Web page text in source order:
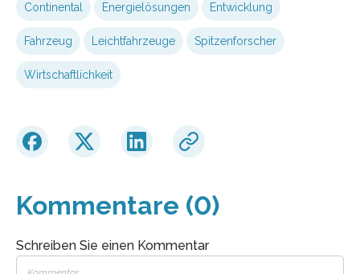
Continental Energielösungen Entwicklung
Fahrzeug Leichtfahrzeuge Spitzenforscher
Wirtschaftlichkeit
Kommentare (0)
Schreiben Sie einen Kommentar